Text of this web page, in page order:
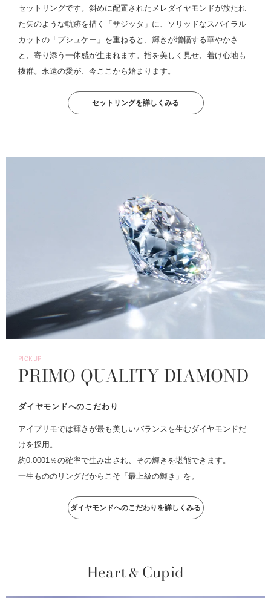
セットリングです。斜めに配置されたメレダイヤモンドが放たれ
た矢のような軌跡を描く「サジッタ」に、ソリッドなスパイラル
カットの「プシュケー」を重ねると、輝きが増幅する華やかさ
と、寄り添う一体感が生まれます。指を美しく見せ、着け心地も
抜群。永遠の愛が、今ここから始まります。
セットリングを詳しくみる
PICKUP
PRIMO QUALITY DIAMOND
ダイヤモンドへのこだわり
アイプリモでは輝きが最も美しいバランスを生むダイヤモンドだ
けを採用。
約0.0001％の確率で生み出され、その輝きを堪能できます。
一生もののリングだからこそ「最上級の輝き」を。
ダイヤモンドへのこだわりを詳しくみる
Heart& Cupid